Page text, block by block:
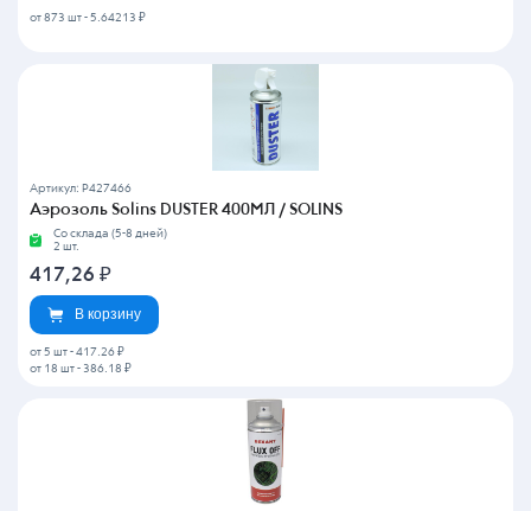
от 873 шт - 5.64213 ₽
Артикул: P427466
Аэрозоль Solins DUSTER 400МЛ / SOLINS
Со склада (5-8 дней)
2 шт.
417,26 ₽
В корзину
от 5 шт - 417.26 ₽
от 18 шт - 386.18 ₽